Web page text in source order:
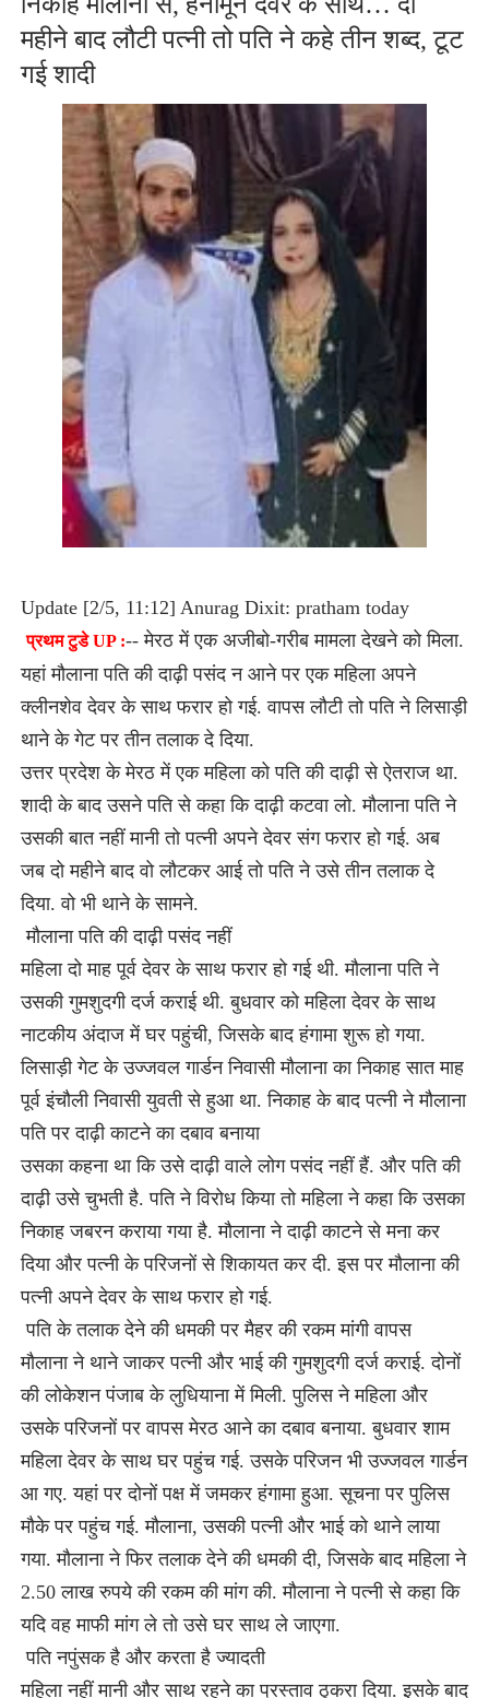
महीने बाद लौटी पत्नी तो पति ने कहे तीन शब्द, टूट
गई शादी
Update [2/5, 11:12] Anurag Dixit: pratham today
प्रथम टुडे UP :-- मेरठ में एक अजीबो-गरीब मामला देखने को मिला.
यहां मौलाना पति की दाढ़ी पसंद न आने पर एक महिला अपने
क्लीनशेव देवर के साथ फरार हो गई. वापस लौटी तो पति ने लिसाड़ी
थाने के गेट पर तीन तलाक दे दिया.
उत्तर प्रदेश के मेरठ में एक महिला को पति की दाढ़ी से ऐतराज था.
शादी के बाद उसने पति से कहा कि दाढ़ी कटवा लो. मौलाना पति ने
उसकी बात नहीं मानी तो पत्नी अपने देवर संग फरार हो गई. अब
जब दो महीने बाद वो लौटकर आई तो पति ने उसे तीन तलाक दे
दिया. वो भी थाने के सामने.
मौलाना पति की दाढ़ी पसंद नहीं
महिला दो माह पूर्व देवर के साथ फरार हो गई थी. मौलाना पति ने
उसकी गुमशुदगी दर्ज कराई थी. बुधवार को महिला देवर के साथ
नाटकीय अंदाज में घर पहुंची, जिसके बाद हंगामा शुरू हो गया.
लिसाड़ी गेट के उज्जवल गार्डन निवासी मौलाना का निकाह सात माह
पूर्व इंचौली निवासी युवती से हुआ था. निकाह के बाद पत्नी ने मौलाना
पति पर दाढ़ी काटने का दबाव बनाया
उसका कहना था कि उसे दाढ़ी वाले लोग पसंद नहीं हैं. और पति की
दाढ़ी उसे चुभती है. पति ने विरोध किया तो महिला ने कहा कि उसका
निकाह जबरन कराया गया है. मौलाना ने दाढ़ी काटने से मना कर
दिया और पत्नी के परिजनों से शिकायत कर दी. इस पर मौलाना की
पत्नी अपने देवर के साथ फरार हो गई.
पति के तलाक देने की धमकी पर मैहर की रकम मांगी वापस
मौलाना ने थाने जाकर पत्नी और भाई की गुमशुदगी दर्ज कराई. दोनों
की लोकेशन पंजाब के लुधियाना में मिली. पुलिस ने महिला और
उसके परिजनों पर वापस मेरठ आने का दबाव बनाया. बुधवार शाम
महिला देवर के साथ घर पहुंच गई. उसके परिजन भी उज्जवल गार्डन
आ गए. यहां पर दोनों पक्ष में जमकर हंगामा हुआ. सूचना पर पुलिस
मौके पर पहुंच गई. मौलाना, उसकी पत्नी और भाई को थाने लाया
गया. मौलाना ने फिर तलाक देने की धमकी दी, जिसके बाद महिला ने
2.50 लाख रुपये की रकम की मांग की. मौलाना ने पत्नी से कहा कि
यदि वह माफी मांग ले तो उसे घर साथ ले जाएगा.
पति नपुंसक है और करता है ज्यादती
महिला नहीं मानी और साथ रहने का प्रस्ताव ठुकरा दिया. इसके बाद